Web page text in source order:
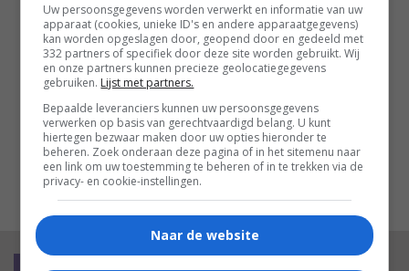
op elkaar ingespeeld
'Wild Foxes': een rauw, gevoelig
drama over hoe de geest een
tragische gebeurtenis anders
verwerkt dan het lichaam
MEEST GELEZEN
Uw persoonsgegevens worden verwerkt en informatie van uw
apparaat (cookies, unieke ID's en andere apparaatgegevens)
kan worden opgeslagen door, geopend door en gedeeld met
332 partners of specifiek door deze site worden gebruikt. Wij
en onze partners kunnen precieze geolocatiegegevens
gebruiken. Lijst met partners.
Bepaalde leveranciers kunnen uw persoonsgegevens
verwerken op basis van gerechtvaardigd belang. U kunt
hiertegen bezwaar maken door uw opties hieronder te
beheren. Zoek onderaan deze pagina of in het sitemenu naar
een link om uw toestemming te beheren of in te trekken via de
privacy- en cookie-instellingen.
Naar de website